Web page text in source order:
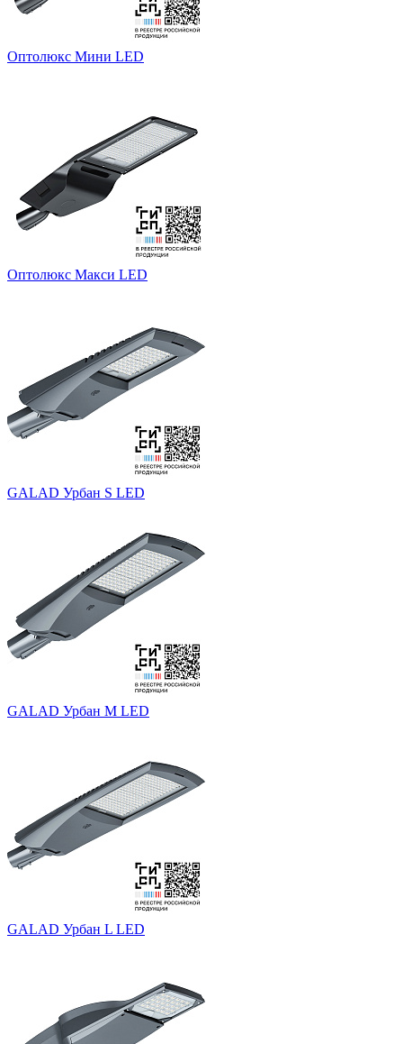
Оптолюкс Мини LED
Оптолюкс Макси LED
GALAD Урбан S LED
GALAD Урбан M LED
GALAD Урбан L LED